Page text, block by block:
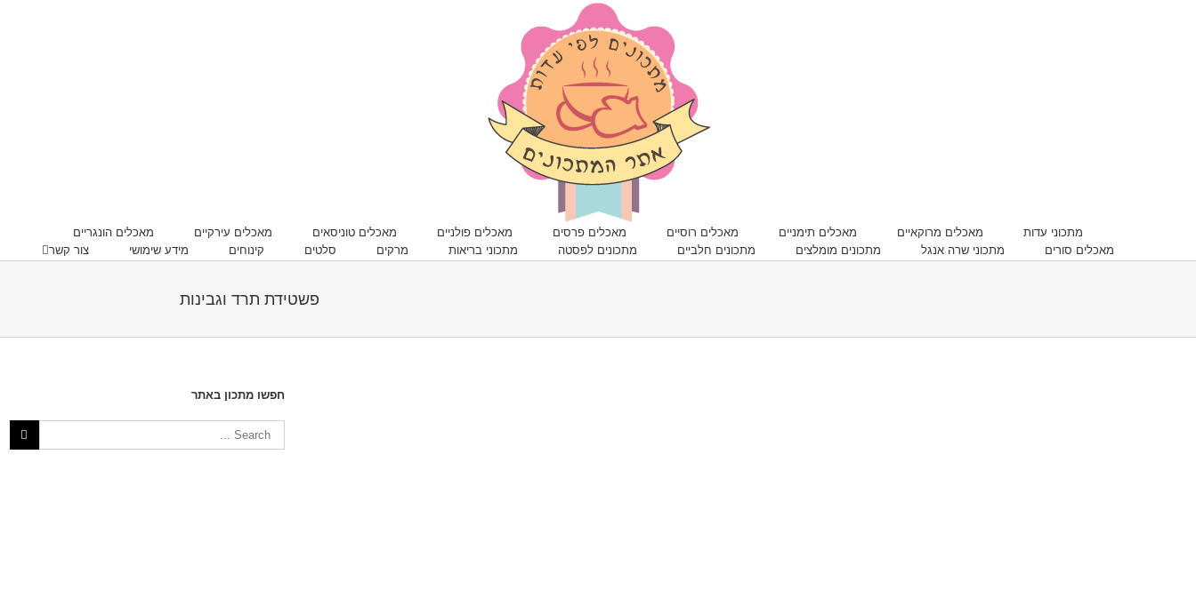
מתכוני עדות מאכלים מרוקאיים מאכלים תימניים מאכלים רוסיים מאכלים פרסים מאכלים פולניים מאכלים טוניסאים מאכלים עירקיים
מאכלים הונגריים
מאכלים סורים
מתכוני שרה אנגל מתכונים מומלצים מתכונים חלביים מתכונים לפסטה מתכוני בריאות מרקים סלטים קינוחים מידע שימושי צור קשר
פשטידת תרד וגבינות
חפשו מתכון באתר